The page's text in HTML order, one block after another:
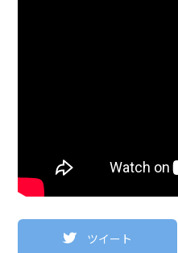
ツイート